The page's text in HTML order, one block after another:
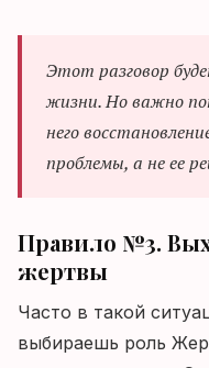
Этот разговор
жизни. Но важно
него
проблемы, а не ее
Правило №3.
жертвы
Часто в такой
выбираешь роль